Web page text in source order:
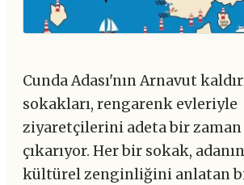
Cunda Adası'nın Arnavut
sokakları, rengarenk evleriyle
ziyaretçilerini adeta bir
çıkarıyor. Her bir sokak,
kültürel zenginliğini anlatan